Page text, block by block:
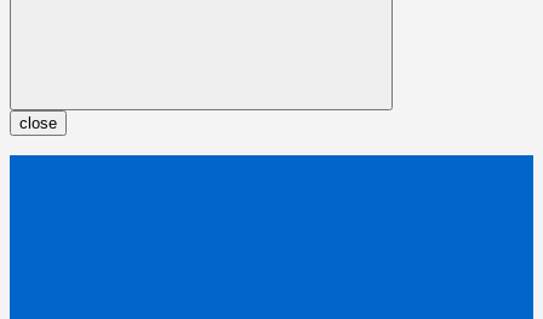
close